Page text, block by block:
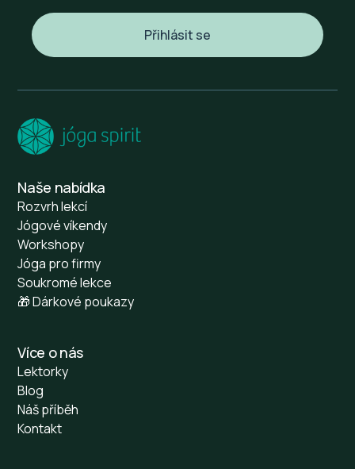
Naše nabídka
Rozvrh lekcí
Jógové víkendy
Workshopy
Jóga pro firmy
Soukromé lekce
🎁 Dárkové poukazy
Více o nás
Lektorky
Blog
Náš příběh
Kontakt